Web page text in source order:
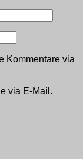
Kommentare via
via E-Mail.